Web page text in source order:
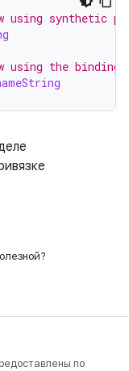
using synthetic
using the
по